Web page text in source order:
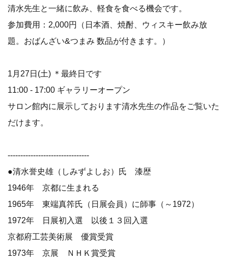
清水先生と一緒に飲み、軽食を食べる機会です。
参加費用：2,000円（日本酒、焼酎、ウィスキー飲み放
題。おばんざい&つまみ 数品が付きます。）
1月27日(土) ＊最終日です
11:00 - 17:00 ギャラリーオープン
サロン館内に展示しております清水先生の作品をご覧いた
だけます。
--------------------------------
●清水誉史雄（しみずよしお）氏 漆歴
1946年 京都に生まれる
1965年 東端真筰氏（日展会員）に師事（～1972）
1972年 日展初入選 以後１３回入選
京都府工芸美術展 優賞受賞
1973年 京展 ＮＨＫ賞受賞